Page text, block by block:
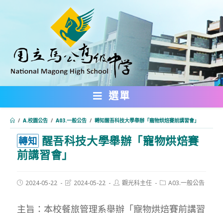
內
選單
/ A.校園公告 / A03.一般公告 / 轉知醒吾科技大學舉辦「寵物烘焙賽前講習會」
轉知 醒吾科技大學舉辦「寵物烘焙賽
前講習會」
Post2024-05-22
Post2024-05-22
Post觀光科主任
PostA03.一般公告
主旨：本校餐旅管理系舉辦「寵物烘焙賽前講習